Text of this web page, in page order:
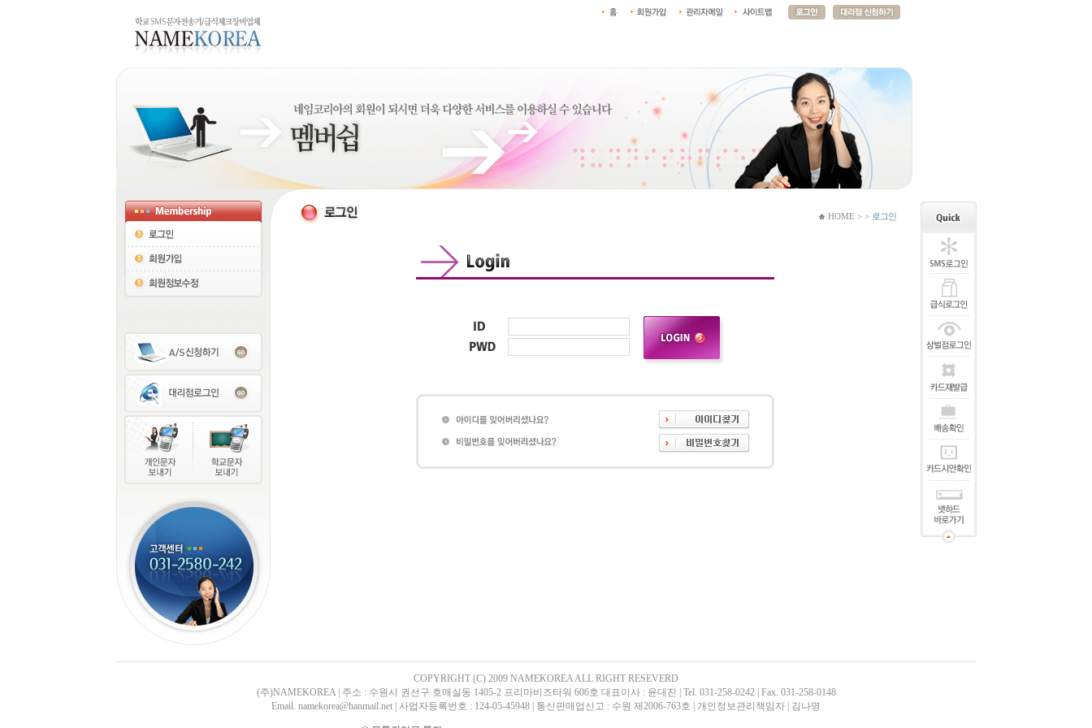
HOME > > 로그인
COPYRIGHT (C) 2009 NAMEKOREA ALL RIGHT RESEVERD
(주)NAMEKOREA | 주소 : 수원시 권선구 호매실동 1405-2 프리마비즈타워 606호 대표이사 : 윤대진 | Tel. 031-258-0242 | Fax. 031-258-0148
Email. namekorea@hanmail.net | 사업자등록번호 : 124-05-45948 | 통신판매업신고 : 수원 제2006-763호 | 개인정보관리책임자 | 김나영